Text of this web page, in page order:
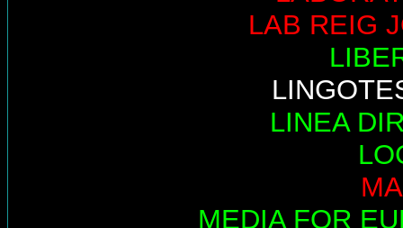
LAB REIG
LINEA
MEDIA FOR